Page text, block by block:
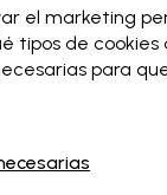
para colgar
el marketing
tipos de cookies
para